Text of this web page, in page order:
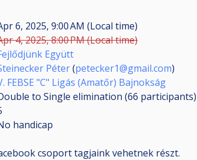
6, 2025, 9:00 AM (Local time)
4, 2025, 8:00 PM (Local time)
Együtt
Péter(petecker1@gmail.com)
FEBSE "C" Ligás (Amatőr) Bajnokság
to Single elimination (66 participants)
handicap
csoport tagjaink vehetnek részt.